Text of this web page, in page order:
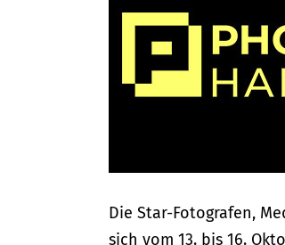
Die Star-Fotografen,
sich vom 13. bis 16.